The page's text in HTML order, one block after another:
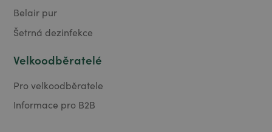
Belair pur
Šetrná dezinfekce
Velkoodběratelé
Pro velkoodběratele
Informace pro B2B